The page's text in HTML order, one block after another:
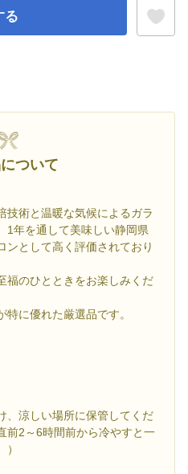
る
ついて
技術と温暖な気候によるガラ
1年を通して美味しい静岡県
ンとして高く評価されており
福のひとときをお楽しみくだ
特に優れた厳選品です。
、涼しい場所に保管してくだ
2～6時間前から冷やすと一